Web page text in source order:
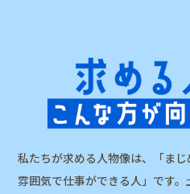
私たちが求める人物像は、「ま
雰囲気で仕事ができる人」です